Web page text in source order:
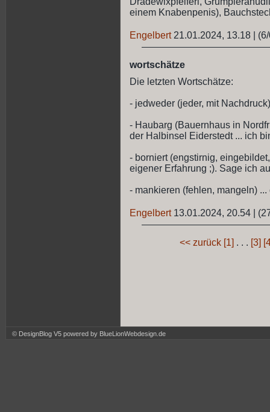
einem Knabenpenis),
Engelbert 21.01.2024, 13.18
wortschätze
Die letzten Wortschätze:
- jedweder (jeder, mit
- Haubarg (Bauernhaus in
der Halbinsel Eiderstedt ... ich
- borniert (engstirnig,
eigener Erfahrung ;). Sage ich
- mankieren (fehlen, mangeln)
Engelbert 13.01.2024, 20.54
<< zurück [1] . . . [3]
© DesignBlog V5 powered by BlueLionWebdesign.de